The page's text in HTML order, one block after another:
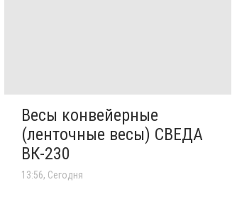
Весы конвейерные
(ленточные весы) СВЕДА
ВК-230
13:56, Сегодня